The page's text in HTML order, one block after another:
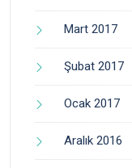
Mart 2017
Şubat 2017
Ocak 2017
Aralık 2016